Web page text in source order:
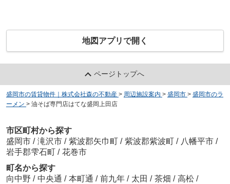
地図アプリで開く
ページトップへ
盛岡市の賃貸物件｜株式会社森の不動産 > 周辺施設案内 > 盛岡市 > 盛岡市のラ
ーメン > 油そば専門店はてな盛岡上田店
市区町村から探す
盛岡市 / 滝沢市 / 紫波郡矢巾町 / 紫波郡紫波町 / 八幡平市 /
岩手郡雫石町 / 花巻市
町名から探す
向中野 / 中央通 / 本町通 / 前九年 / 太田 / 茶畑 / 高松 /